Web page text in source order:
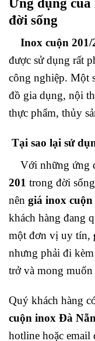
đời sống
Inox cuộn 201/
được sử dụng rất
công nghiệp. Một
đồ gia dụng, nội
thực phẩm, thủy
Tại sao lại sử
Với những ứng
201 trong đời
nên giá inox cuộn
khách hàng đang
một đơn vị uy tín,
nhưng phải đi
trở và mong
Quý khách hàng
cuộn inox Đà
hotline hoặc email